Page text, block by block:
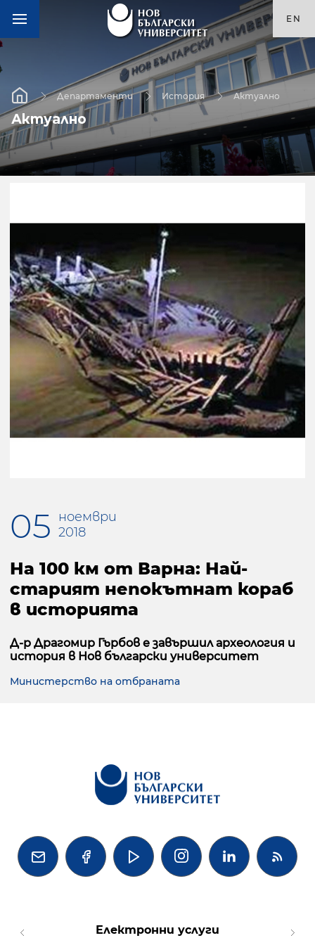
EN
Департаменти История Актуално
Актуално
05
ноември
2018
На 100 км от Варна: Най-
старият непокътнат кораб
в историята
Д-р Драгомир Гърбов е завършил археология и
история в Нов български университет
Министерство на отбраната
   
Електронни услуги